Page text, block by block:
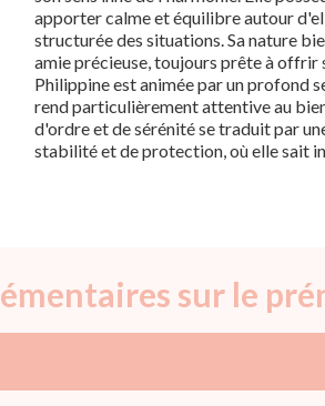
apporter calme et équilibre autour
structurée des situations. Sa nature
amie précieuse, toujours prête à offrir
Philippine est animée par un profond
rend particulièrement attentive au
d'ordre et de sérénité se traduit par
stabilité et de protection, où elle sait
sur le